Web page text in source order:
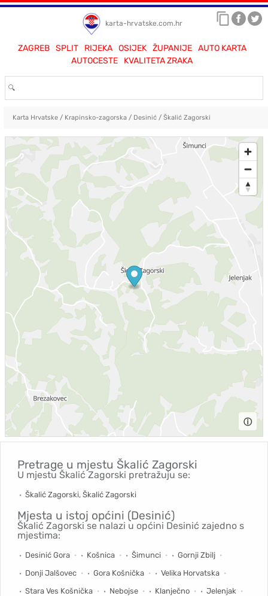
karta-hrvatske.com.hr
ZAGREB SPLIT RIJEKA OSIJEK ŽUPANIJE
AUTO KARTA
AUTOCESTE
KVALITETA ZRAKA
Karta Hrvatske/ Krapinsko-zagorska/ Desinić/ Škalić Zagorski
ⓘ
Pretrage u mjestu Škalić Zagorski
U mjestu Škalić Zagorski pretražuju se:
Škalić Zagorski, Škalić Zagorski
Mjesta u istoj općini (Desinić)
Škalić Zagorski se nalazi u općini Desinić zajedno s
mjestima:
Desinić Gora Košnica Šimunci
Gornji Zbilj
Donji Jalšovec
Gora Košnička
Velika Horvatska
Stara Ves Košnička
Nebojse Klanječno
Jelenjak